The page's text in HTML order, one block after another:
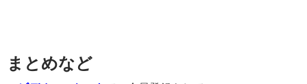
まとめなど